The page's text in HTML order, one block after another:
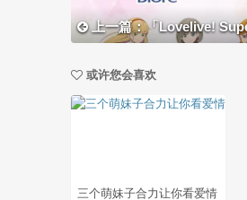
上一篇：「Lovelive!
或许您会喜欢
三个萌妹子合力让你看爱情